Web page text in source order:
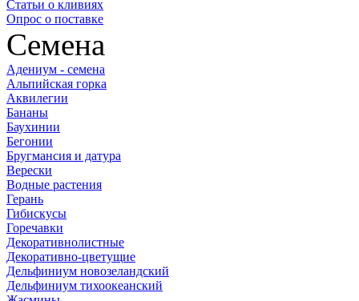
Статьи о кливиях
Опрос о поставке
Семена
Адениум - семена
Альпийская горка
Аквилегии
Бананы
Баухинии
Бегонии
Бругмансия и датура
Верески
Водные растения
Герань
Гибискусы
Горечавки
Декоративнолистные
Декоративно-цветущие
Дельфиниум новозеландский
Дельфиниум тихоокеанский